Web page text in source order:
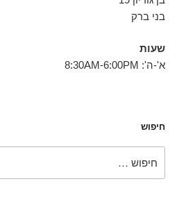
בני ברק
שעות
א'-ה': 8:30AM-6:00PM
חיפוש